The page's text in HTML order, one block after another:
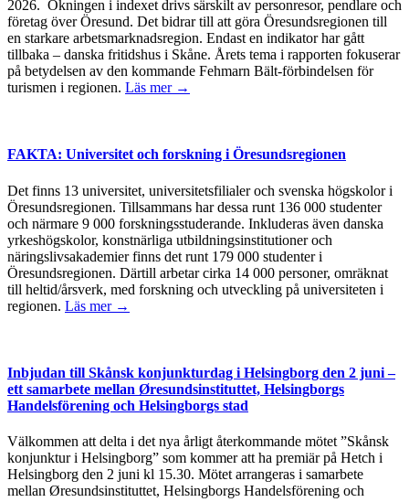
2026. Ökningen i indexet drivs särskilt av personresor, pendlare och
företag över Öresund. Det bidrar till att göra Öresundsregionen till
en starkare arbetsmarknadsregion. Endast en indikator har gått
tillbaka – danska fritidshus i Skåne. Årets tema i rapporten fokuserar
på betydelsen av den kommande Fehmarn Bält-förbindelsen för
turismen i regionen. Läs mer →
FAKTA: Universitet och forskning i Öresundsregionen
Det finns 13 universitet, universitetsfilialer och svenska högskolor i
Öresundsregionen. Tillsammans har dessa runt 136 000 studenter
och närmare 9 000 forskningsstuderande. Inkluderas även danska
yrkeshögskolor, konstnärliga utbildningsinstitutioner och
näringslivsakademier finns det runt 179 000 studenter i
Öresundsregionen. Därtill arbetar cirka 14 000 personer, omräknat
till heltid/årsverk, med forskning och utveckling på universiteten i
regionen. Läs mer →
Inbjudan till Skånsk konjunkturdag i Helsingborg den 2 juni –
ett samarbete mellan Øresundsinstituttet, Helsingborgs
Handelsförening och Helsingborgs stad
Välkommen att delta i det nya årligt återkommande mötet ”Skånsk
konjunktur i Helsingborg” som kommer att ha premiär på Hetch i
Helsingborg den 2 juni kl 15.30. Mötet arrangeras i samarbete
mellan Øresundsinstituttet, Helsingborgs Handelsförening och